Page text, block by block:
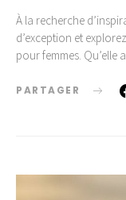
À la recherche
d’exception et
pour femmes.
PARTAGER